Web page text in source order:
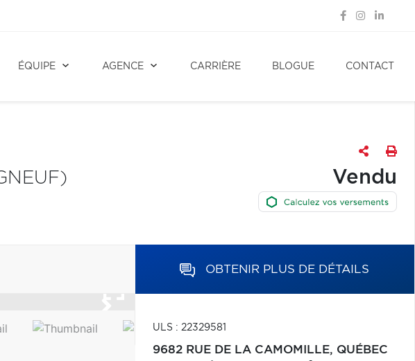
ÉQUIPE AGENCE CARRIÈRE BLOGUE CONTACT
Vendu
OBTENIR PLUS DE DÉTAILS
ULS : 22329581
9682 RUE DE LA CAMOMILLE, QUÉBEC